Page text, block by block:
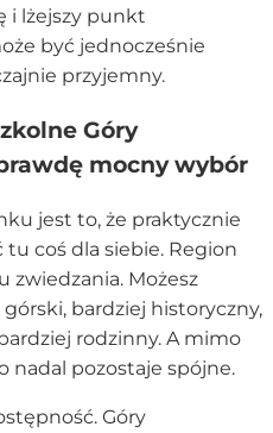
i lżejszy punkt
być jednocześnie
przyjemny.
Góry
mocny wybór
jest to, że praktycznie
tu coś dla siebie. Region
zwiedzania. Możesz
bardziej historyczny,
rodzinny. A mimo
nadal pozostaje spójne.
Góry